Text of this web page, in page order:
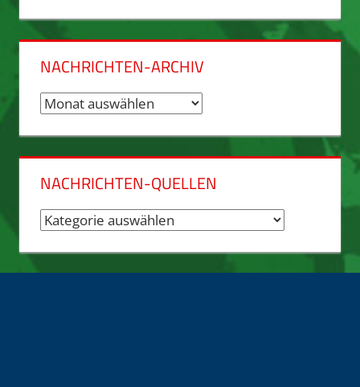
NACHRICHTEN-ARCHIV
Nachrichten-
NACHRICHTEN-QUELLEN
Nachrichten-